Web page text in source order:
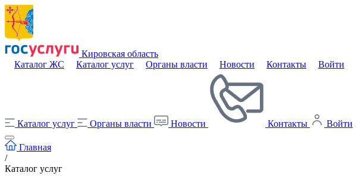
Кировская область
Каталог ЖС
Каталог услуг Органы власти Новости Контакты Войти
Каталог услуг Органы власти Новости Контакты Войти
Главная
/
Каталог услуг